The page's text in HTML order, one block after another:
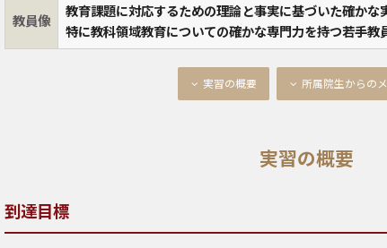
教員像
教育課題に対応するための理論と事実に基づいた確かな
特に教科領域教育についての確かな専門力を持つ若手教
実習の概要 所属院生からの
実習の概要
到達目標